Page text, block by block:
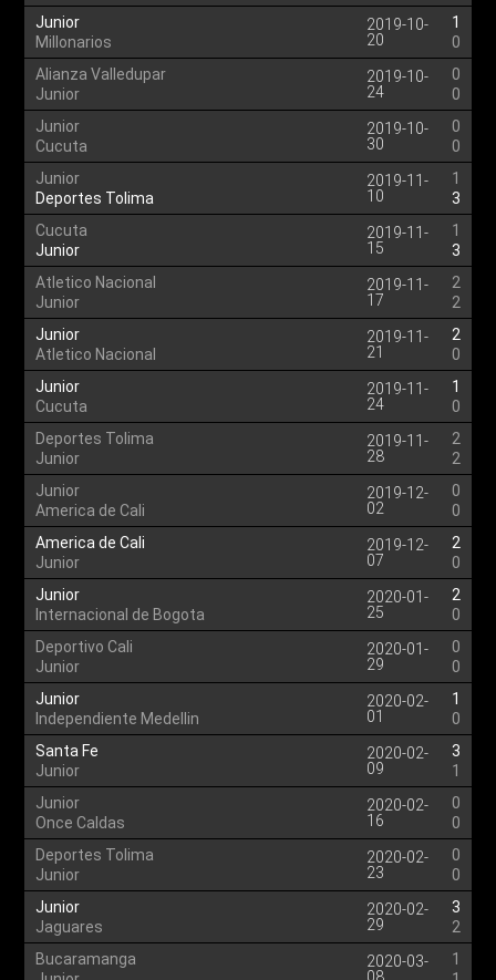
Junior
Millonarios
2019-10-
20
1
0
Alianza Valledupar
Junior
2019-10-
24
0
0
Junior
Cucuta
2019-10-
30
0
0
Junior
Deportes Tolima
2019-11-
10
1
3
Cucuta
Junior
2019-11-
15
1
3
Atletico Nacional
Junior
2019-11-
17
2
2
Junior
Atletico Nacional
2019-11-
21
2
0
Junior
Cucuta
2019-11-
24
1
0
Deportes Tolima
Junior
2019-11-
28
2
2
Junior
America de Cali
2019-12-
02
0
0
America de Cali
Junior
2019-12-
07
2
0
Junior
Internacional de Bogota
2020-01-
25
2
0
Deportivo Cali
Junior
2020-01-
29
0
0
Junior
Independiente Medellin
2020-02-
01
1
0
Santa Fe
Junior
2020-02-
09
3
1
Junior
Once Caldas
2020-02-
16
0
0
Deportes Tolima
Junior
2020-02-
23
0
0
Junior
Jaguares
2020-02-
29
3
2
Bucaramanga
2020-03-
1